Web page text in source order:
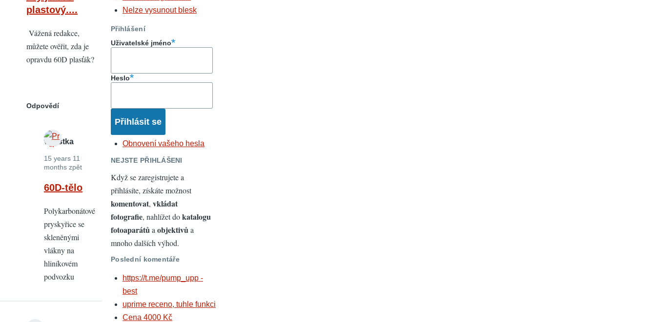
plastový....
Vážená redakce,
můžete ověřit, zda je
opravdu 60D plasťák?
Odpovědí
vpustka
15 years 11
months zpět
In
to
Prý
je
60D
plastový....
by
60D-tělo
Polykarbonátové
pryskyřice se
skleněnými
vlákny na
hliníkovém
podvozku
Nelze vysunout blesk
Přihlášení
Uživatelské jméno
Heslo
Obnovení vašeho hesla
NEJSTE PŘIHLÁŠENI
Když se zaregistrujete a
přihlásíte, získáte možnost
komentovat, vkládat
fotografie, nahlížet dokatalogu
fotoaparátůa objektivůa
mnoho dalších výhod.
Poslední komentáře
https://t.me/pump_upp -
best
uprime receno, tuhle funkci
Cena 4000 Kč